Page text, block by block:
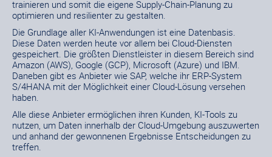
trainieren und somit die eigene Supply-Chain-Planung zu
optimieren und resilienter zu gestalten.
Die Grundlage aller KI-Anwendungen ist eine Datenbasis.
Diese Daten werden heute vor allem bei Cloud-Diensten
gespeichert. Die größten Dienstleister in diesem Bereich sind
Amazon (AWS), Google (GCP), Microsoft (Azure) und IBM.
Daneben gibt es Anbieter wie SAP, welche ihr ERP-System
S/4HANA mit der Möglichkeit einer Cloud-Lösung versehen
haben.
Alle diese Anbieter ermöglichen ihren Kunden, KI-Tools zu
nutzen, um Daten innerhalb der Cloud-Umgebung auszuwerten
und anhand der gewonnenen Ergebnisse Entscheidungen zu
treffen.